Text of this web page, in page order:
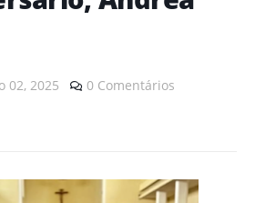
02, 2025 0 Comentários